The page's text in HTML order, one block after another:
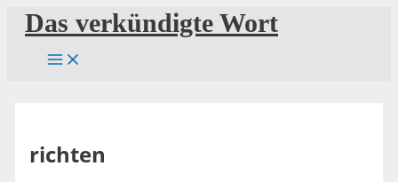
Zum
Inhalt
springen
Das verkündigte Wort
richten